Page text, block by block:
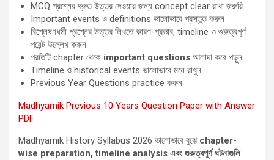
MCQ প্রশ্নের দ্রুত উত্তর দেওয়ার জন্য concept clear রাখা জরুরি
Important events ও definitions ভালোভাবে প্রস্তুত করুন
বিশ্লেষণধর্মী প্রশ্নের উত্তর লিখতে কারণ-প্রভাব, timeline ও গুরুত্বপূর্ণ
পয়েন্ট উল্লেখ করুন
প্রতিটি chapter থেকে important questions আলাদা করে পড়ুন
Timeline ও historical events ভালোভাবে মনে রাখুন
Previous Year Questions practice করুন
Madhyamik Previous 10 Years Question Paper with Answer
PDF
Madhyamik History Syllabus 2026 ভালোভাবে বুঝে chapter-
wise preparation, timeline analysis এবং গুরুত্বপূর্ণ ঘটনাগুলি